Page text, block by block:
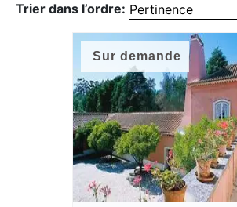
Conseils
Juridiques
Trier dans l’ordre:
Sur demande